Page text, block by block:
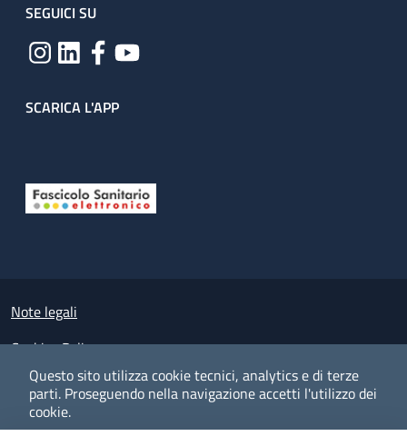
Questo sito utilizza cookie tecnici, analytics e di terze
parti. Proseguendo nella navigazione accetti l'utilizzo dei
cookie.
SEGUICI SU
SCARICA L'APP
Small prints
Note legali
Cookies Policy
Policy privacy e protezione del dato personale
Albo pretorio on-line